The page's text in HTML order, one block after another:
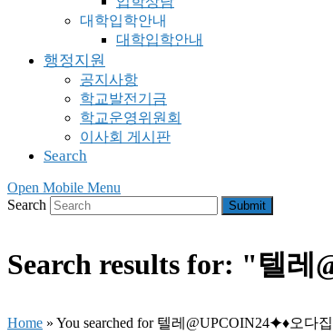
대학입학안내
대학입학안내
행정지원
공지사항
학교발전기금
학교운영위원회
이사회 게시판
Search
Open Mobile Menu
Search
Submit
Search results for: "텔
Home » You searched for 텔레@UPCOIN24⯌♦오다